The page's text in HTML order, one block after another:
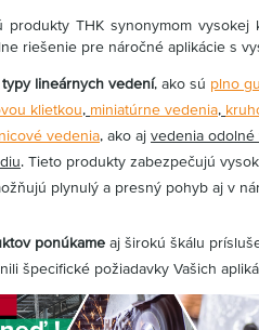
produkty THK synonymom vysokej
riešenie pre náročné aplikácie s
lineárnych vedení, ako sú plno
klietkou, miniatúrne vedenia,
vedenia, ako aj vedenia odolné
. Tieto produkty zabezpečujú
plynulý a presný pohyb aj v
ponúkame aj širokú škálu
špecifické požiadavky Vašich